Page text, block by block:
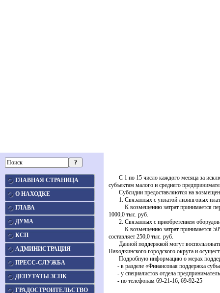
ГЛАВНАЯ СТРАНИЦА
О НАХОДКЕ
ГЛАВА
ДУМА
КСП
АДМИНИСТРАЦИЯ
ПРЕСС-СЛУЖБА
ДЕПУТАТЫ ЗСПК
ГРАДОСТРОИТЕЛЬСТВО
С 1 по 15 число каждого месяца за
субъектам малого и среднего
Субсидии предоставляются на
1. Связанных с уплатой лизинговых
К возмещению затрат принимается
1000,0 тыс. руб.
2. Связанных с приобретением
К возмещению затрат принимается 50%
составляет 250,0 тыс. руб.
Данной поддержкой могут
Находкинского городского округа и
Подробную информацию о мерах
- в разделе «Финансовая поддержка
- у специалистов отдела
- по телефонам 69-21-16, 69-92-25